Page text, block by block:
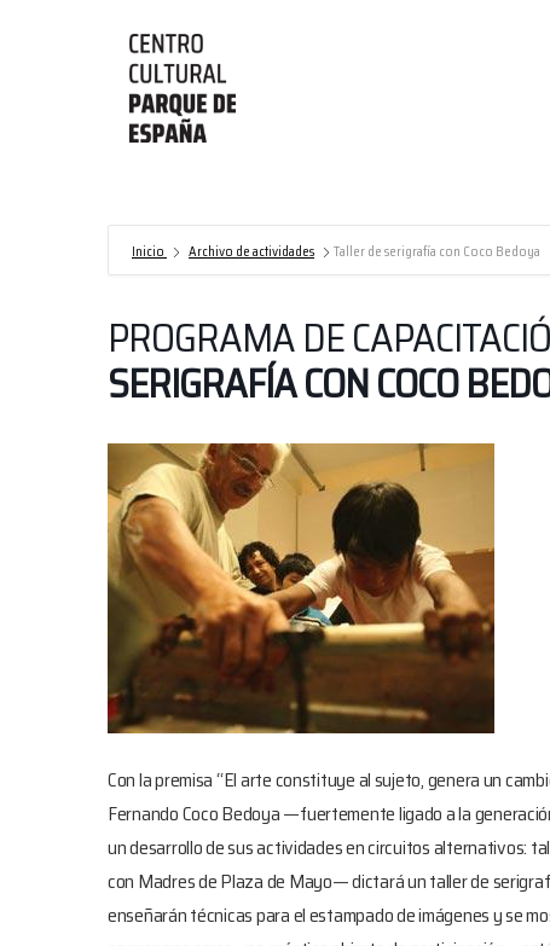
de
España/AECID
Inicio Archivo de actividades Taller de serigrafía con Coco Bedoya
PROGRAMA DE
SERIGRAFÍA CON COCO
Con la premisa “El arte constituye al sujeto, genera un
Fernando Coco Bedoya —fuertemente ligado a la
un desarrollo de sus actividades en circuitos alternativos:
con Madres de Plaza de Mayo— dictará un taller de
enseñarán técnicas para el estampado de imágenes y se